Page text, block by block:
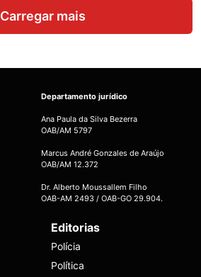
Carregar mais
Departamento jurídico
Ana Paula da Silva Bezerra
OAB/AM 5797
Marcus André Gonzales de Araújo
OAB/AM 12.372
Dr. Alberto Moussallem Filho
OAB-AM 2493 / OAB-GO 29.904.
Editorias
Polícia
Política